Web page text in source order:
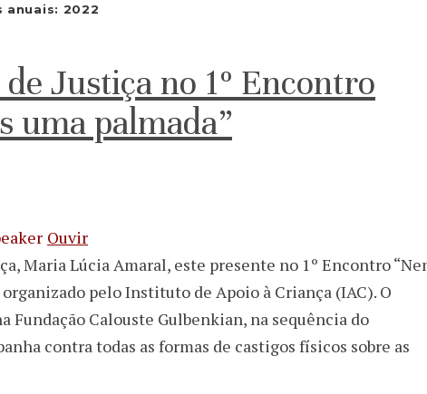
anuais: 2022
INTERNACIONAIS
APRESENTAR QUEIXA
Justiça no 1º Encontro
uma palmada”
Ouvir
Maria Lúcia Amaral, este presente no 1º Encontro
organizado pelo Instituto de Apoio à Criança (IAC). O
Fundação Calouste Gulbenkian, na sequência do
contra todas as formas de castigos físicos sobre as